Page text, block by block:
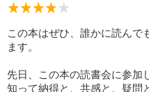
この本はぜひ、誰かに読んで
ます。
先日、この本の読書会に参加
知って納得と、共感と、疑問